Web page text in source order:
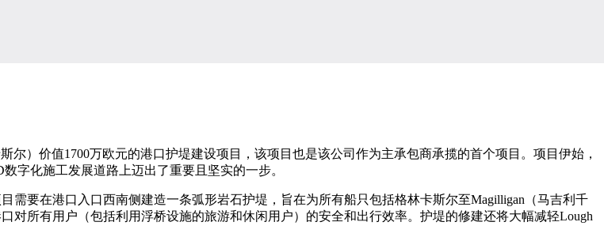
）价值1700万欧元的港口护堤建设项目，该项目也是该公司作为主承包商承揽的首个项目。项目伊始，
字化施工发展道路上迈出了重要且坚实的一步。
要在港口入口西南侧建造一条弧形岩石护堤，旨在为所有船只包括格林卡斯尔至Magilligan（马吉利千
所有用户（包括利用浮桥设施的旅游和休闲用户）的安全和出行效率。护堤的修建还将大幅减轻Lough